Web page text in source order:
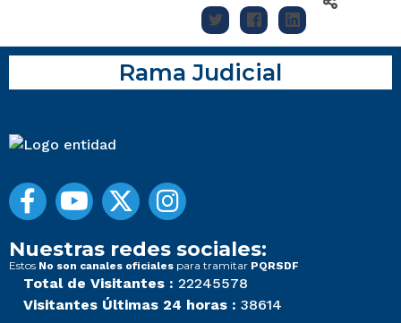
Rama Judicial
Nuestras redes sociales:
Estos No son canales oficiales para tramitar PQRSDF
Total de Visitantes : 22245578
Visitantes Últimas 24 horas : 38614